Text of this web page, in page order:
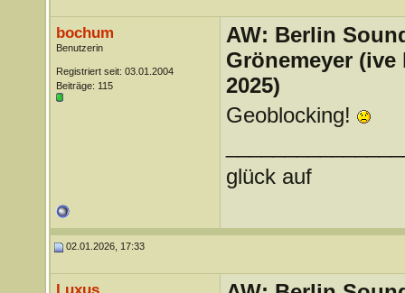
bochum
Benutzerin
Registriert seit: 03.01.2004
Beiträge: 115
AW: Berlin
Grönemeyer (ive
2025)
Geoblocking!
glück auf
02.01.2026, 17:33
Luxus